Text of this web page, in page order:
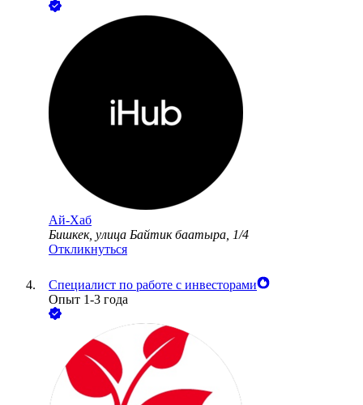
Ай-Хаб
Бишкек, улица Байтик баатыра, 1/4
Откликнуться
Специалист по работе с инвесторами
Опыт 1-3 года